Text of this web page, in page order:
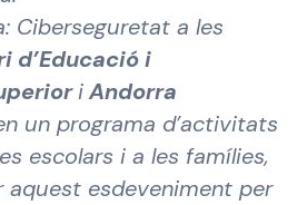
Ciberseguretat a les
d’Educació i
iAndorra
un programa d’activitats
escolars i a les famílies,
aquest esdeveniment per